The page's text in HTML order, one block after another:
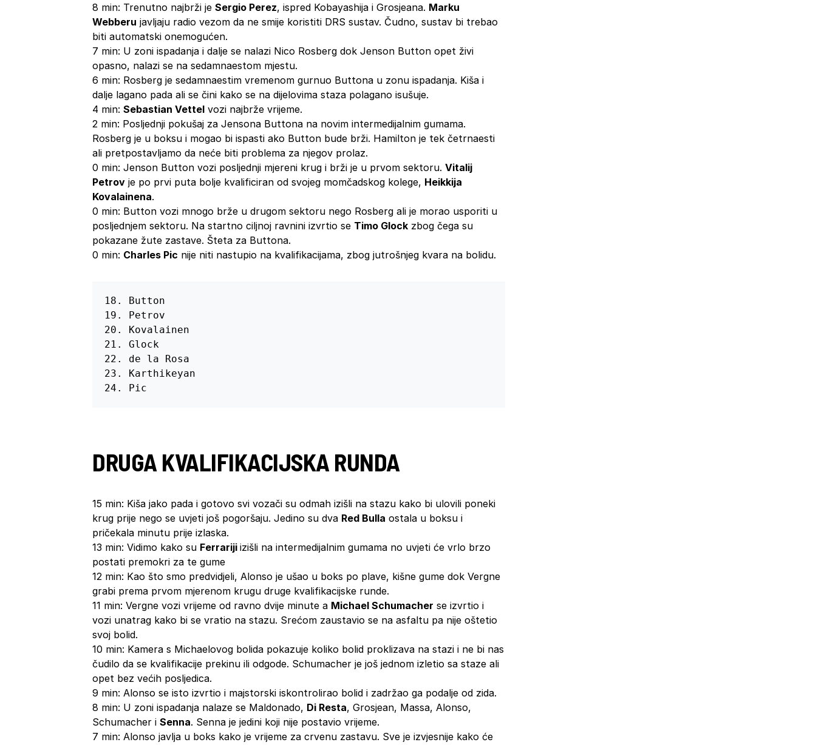
8 min: Trenutno najbrži je Sergio Perez, ispred Kobayashija i Grosjeana. Marku
Webberu javljaju radio vezom da ne smije koristiti DRS sustav. Čudno, sustav bi trebao
biti automatski onemogućen.
7 min: U zoni ispadanja i dalje se nalazi Nico Rosberg dok Jenson Button opet živi
opasno, nalazi se na sedamnaestom mjestu.
6 min: Rosberg je sedamnaestim vremenom gurnuo Buttona u zonu ispadanja. Kiša i
dalje lagano pada ali se čini kako se na dijelovima staza polagano isušuje.
4 min: Sebastian Vettel vozi najbrže vrijeme.
2 min: Posljednji pokušaj za Jensona Buttona na novim intermedijalnim gumama.
Rosberg je u boksu i mogao bi ispasti ako Button bude brži. Hamilton je tek četrnaesti
ali pretpostavljamo da neće biti problema za njegov prolaz.
0 min: Jenson Button vozi posljednji mjereni krug i brži je u prvom sektoru. Vitalij
Petrov je po prvi puta bolje kvalificiran od svojeg momčadskog kolege, Heikkija
Kovalainena.
0 min: Button vozi mnogo brže u drugom sektoru nego Rosberg ali je morao usporiti u
posljednjem sektoru. Na startno ciljnoj ravnini izvrtio se Timo Glock zbog čega su
pokazane žute zastave. Šteta za Buttona.
0 min: Charles Pic nije niti nastupio na kvalifikacijama, zbog jutrošnjeg kvara na bolidu.
18. Button
19. Petrov
20. Kovalainen
21. Glock
22. de la Rosa
23. Karthikeyan
24. Pic
DRUGA KVALIFIKACIJSKA RUNDA
15 min: Kiša jako pada i gotovo svi vozači su odmah izišli na stazu kako bi ulovili poneki
krug prije nego se uvjeti još pogoršaju. Jedino su dva Red Bulla ostala u boksu i
pričekala minutu prije izlaska.
13 min: Vidimo kako su Ferrariji izišli na intermedijalnim gumama no uvjeti će vrlo brzo
postati premokri za te gume
12 min: Kao što smo predvidjeli, Alonso je ušao u boks po plave, kišne gume dok Vergne
grabi prema prvom mjerenom krugu druge kvalifikacijske runde.
11 min: Vergne vozi vrijeme od ravno dvije minute a Michael Schumacher se izvrtio i
vozi unatrag kako bi se vratio na stazu. Srećom zaustavio se na asfaltu pa nije oštetio
svoj bolid.
10 min: Kamera s Michaelovog bolida pokazuje koliko bolid proklizava na stazi i ne bi nas
čudilo da se kvalifikacije prekinu ili odgode. Schumacher je još jednom izletio sa staze ali
opet bez većih posljedica.
9 min: Alonso se isto izvrtio i majstorski iskontrolirao bolid i zadržao ga podalje od zida.
8 min: U zoni ispadanja nalaze se Maldonado, Di Resta, Grosjean, Massa, Alonso,
Schumacher i Senna. Senna je jedini koji nije postavio vrijeme.
7 min: Alonso javlja u boks kako je vrijeme za crvenu zastavu. Sve je izvjesnije kako će